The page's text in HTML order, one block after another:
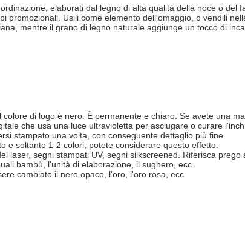
elaborati dal legno di alta qualità della noce o del
promozionali. Usili come elemento dell'omaggio, o vendili
mentre il grano di legno naturale aggiunge un tocco di
di logo è nero. È permanente e chiaro. Se avete una
che usa una luce ultravioletta per asciugare o curare
stampato una volta, con conseguente dettaglio più fine.
e soltanto 1-2 colori, potete considerare questo effetto.
laser, segni stampati UV, segni silkscreened. Riferisca
bambù, l'unità di elaborazione, il sughero, ecc.
cambiato il nero opaco, l'oro, l'oro rosa, ecc.